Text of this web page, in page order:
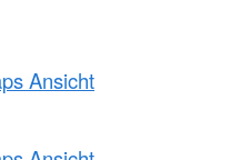
Ansicht